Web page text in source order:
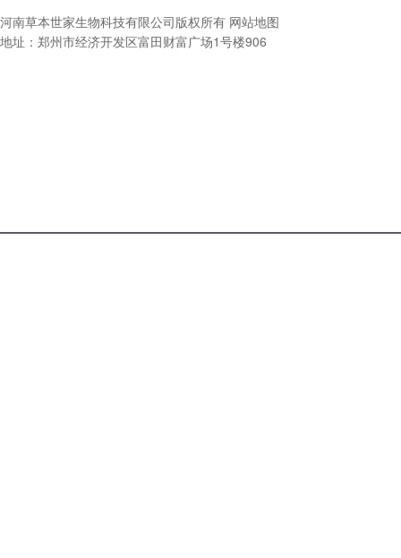
河南草本世家生物科技有限公司版权所有 网站地图
地址：郑州市经济开发区富田财富广场1号楼906